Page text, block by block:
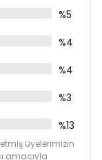
%5
%4
%4
%3
%13
üyelerimizin
amacıyla